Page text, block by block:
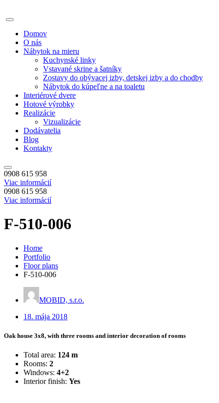
Domov
O nás
Nábytok na mieru
Kuchynské linky
Vstavané skrine a šatníky
Zostavy do obývacej izby, detskej izby a do chodby
Nábytok do kúpeľne a na toaletu
Interiérové dvere
Hotové výrobky
Realizácie
Vizualizácie
Dodávatelia
Blog
Kontakty
0908 615 958
Viac informácií
0908 615 958
Viac informácií
F-510-006
Home
Portfolio
Floor plans
F-510-006
MOBID, s.r.o.
18. mája 2018
Oak house 3x8, with three rooms and interior decoration of rooms
Total area: 124 m
Rooms: 2
Windows: 4+2
Interior finish: Yes